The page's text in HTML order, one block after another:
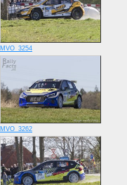
MVO_3254
MVO_3262